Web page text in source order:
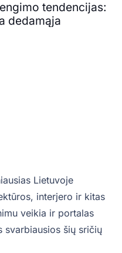
tendencijas:
dedamąja
Lietuvoje
interjero ir kitas
veikia ir portalas
svarbiausios šių sričių